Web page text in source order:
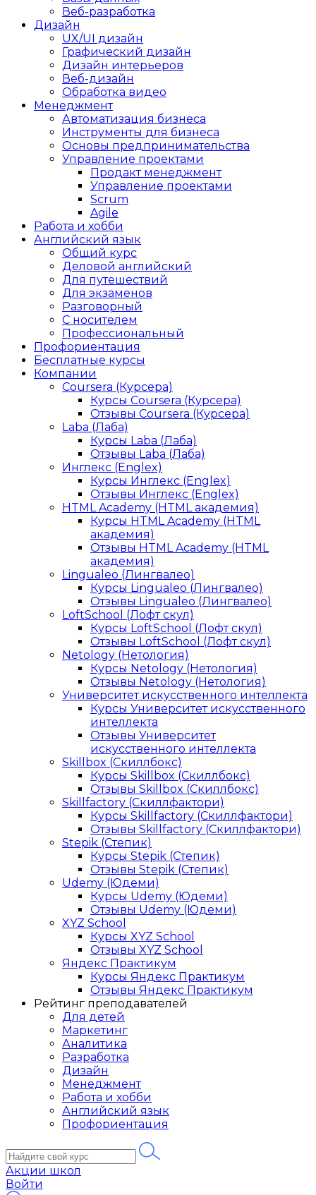
Веб-разработка
Дизайн
UX/UI дизайн
Графический дизайн
Дизайн интерьеров
Веб-дизайн
Обработка видео
Менеджмент
Автоматизация бизнеса
Инструменты для бизнеса
Основы предпринимательства
Управление проектами
Продакт менеджмент
Управление проектами
Scrum
Agile
Работа и хобби
Английский язык
Общий курс
Деловой английский
Для путешествий
Для экзаменов
Разговорный
С носителем
Профессиональный
Профориентация
Бесплатные курсы
Компании
Coursera (Курсера)
Курсы Coursera (Курсера)
Отзывы Coursera (Курсера)
Laba (Лаба)
Курсы Laba (Лаба)
Отзывы Laba (Лаба)
Инглекс (Englex)
Курсы Инглекс (Englex)
Отзывы Инглекс (Englex)
HTML Academy (HTML академия)
Курсы HTML Academy (HTML
академия)
Отзывы HTML Academy (HTML
академия)
Lingualeo (Лингвалео)
Курсы Lingualeo (Лингвалео)
Отзывы Lingualeo (Лингвалео)
LoftSchool (Лофт скул)
Курсы LoftSchool (Лофт скул)
Отзывы LoftSchool (Лофт скул)
Netology (Нетология)
Курсы Netology (Нетология)
Отзывы Netology (Нетология)
Университет искусственного интеллекта
Курсы Университет искусственного
интеллекта
Отзывы Университет
искусственного интеллекта
Skillbox (Скиллбокс)
Курсы Skillbox (Скиллбокс)
Отзывы Skillbox (Скиллбокс)
Skillfactory (Скиллфактори)
Курсы Skillfactory (Скиллфактори)
Отзывы Skillfactory (Скиллфактори)
Stepik (Степик)
Курсы Stepik (Степик)
Отзывы Stepik (Степик)
Udemy (Юдеми)
Курсы Udemy (Юдеми)
Отзывы Udemy (Юдеми)
XYZ School
Курсы XYZ School
Отзывы XYZ School
Яндекс Практикум
Курсы Яндекс Практикум
Отзывы Яндекс Практикум
Рейтинг преподавателей
Для детей
Маркетинг
Аналитика
Разработка
Дизайн
Менеджмент
Работа и хобби
Английский язык
Профориентация
Акции школ
Войти